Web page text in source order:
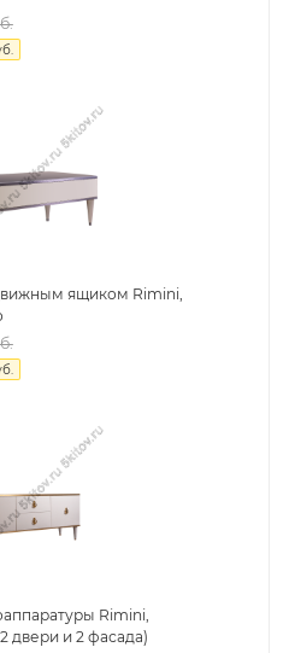
ящиком Rimini,
Rimini,
двери и 2 фасада)